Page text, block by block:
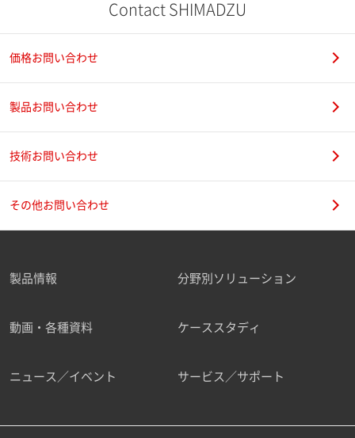
ご勤務先
職種
Contact SHIMADZU
価格お問い合わせ
製品お問い合わせ
技術お問い合わせ
その他お問い合わせ
製品情報 分野別ソリューション
動画・各種資料 ケーススタディ
ニュース／イベント サービス／サポート